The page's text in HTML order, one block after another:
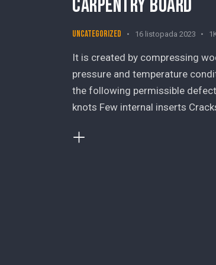
CARPENTRY BOARD
Uncategorized 16 listopada 2023
It is created by compressing
pressure and temperature
the following permissible
knots Few internal inserts